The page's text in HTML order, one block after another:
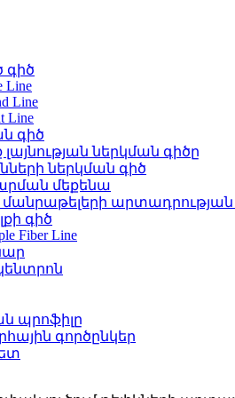
գիծ
Line
Line
Line
գիծ
ներկման գիծը
ներկման գիծ
մեքենա
արտադրության
գիծ
Fiber Line
պրոֆիլը
գործընկեր